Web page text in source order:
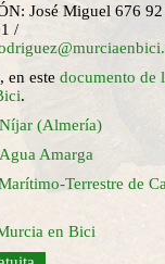
José Miguel 676
/
en este documento de
.
Níjar (Almería)
Agua Amarga
Terrestre de
en Bici